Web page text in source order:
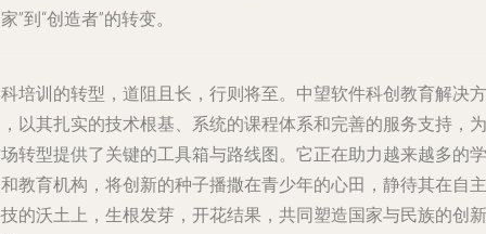
”到“创造者”的转变。
培训的转型，道阻且长，行则将至。中望软件科创教育解决方
以其扎实的技术根基、系统的课程体系和完善的服务支持，为
转型提供了关键的工具箱与路线图。它正在助力越来越多的学
教育机构，将创新的种子播撒在青少年的心田，静待其在自主
的沃土上，生根发芽，开花结果，共同塑造国家与民族的创新